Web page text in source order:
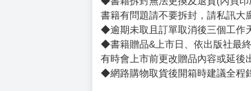
【下標前，請詳閱以下事項，完全
［一般商品］
◆有任何問題請聯繫客服。
用評價溝通者，日後將不再提供